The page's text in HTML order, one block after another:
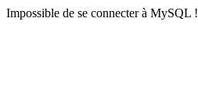
Impossible de se connecter à MySQL !